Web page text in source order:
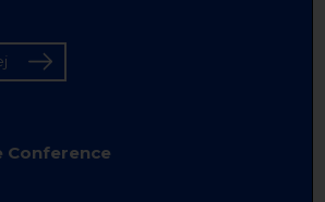
Conference